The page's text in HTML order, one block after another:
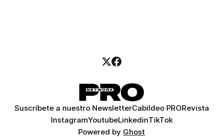
Suscríbete a nuestro NewsletterCabildeo PRORevista
InstagramYoutubeLinkedinTikTok
Powered by Ghost